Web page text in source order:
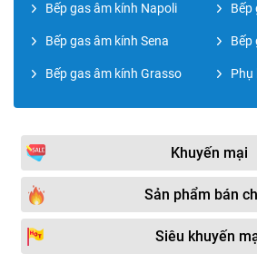
Bếp gas âm kính Napoli Bếp
Bếp gas âm kính Sena Bếp
Bếp gas âm kính Grasso Phụ
Khuyến mại
Sản phẩm bán
Siêu khuyến